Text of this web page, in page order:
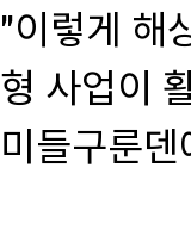
"이렇게 해
형 사업이
미들구룬